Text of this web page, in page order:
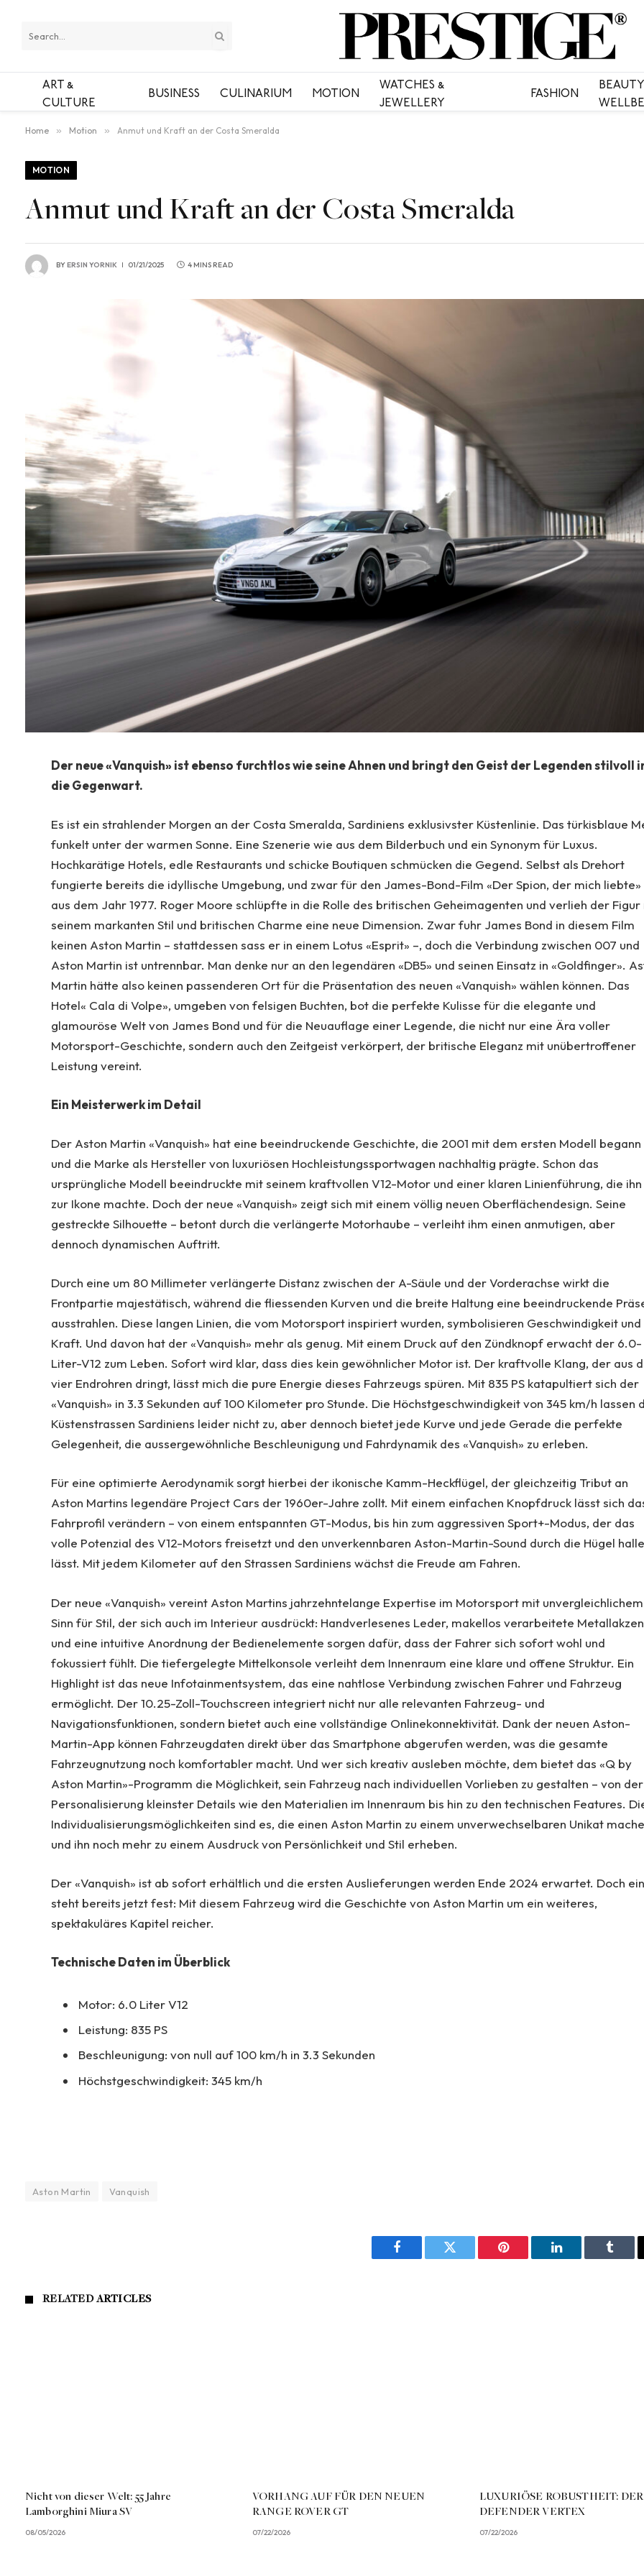
ART &
CULTURE
BUSINESS CULINARIUM MOTION
WATCHES &
JEWELLERY
FASHION
Home » Motion » Anmut und Kraft an der Costa Smeralda
MOTION
Anmut und Kraft an der Costa Smeralda
BYERSIN YORNIK 01/21/2025 4 MINS READ
Der neue «Vanquish» ist ebenso furchtlos wie seine Ahnen und bringt den Geist der Legenden stilvoll
die Gegenwart.
Es ist ein strahlender Morgen an der Costa Smeralda, Sardiniens exklusivster Küstenlinie. Das türkisblaue
funkelt unter der warmen Sonne. Eine Szenerie wie aus dem Bilderbuch und ein Synonym für Luxus.
Hochkarätige Hotels, edle Restaurants und schicke Boutiquen schmücken die Gegend. Selbst als Drehort
fungierte bereits die idyllische Umgebung, und zwar für den James-Bond-Film «Der Spion, der mich liebte»
aus dem Jahr 1977. Roger Moore schlüpfte in die Rolle des britischen Geheimagenten und verlieh der
seinem markanten Stil und britischen Charme eine neue Dimension. Zwar fuhr James Bond in diesem Film
keinen Aston Martin – stattdessen sass er in einem Lotus «Esprit» –, doch die Verbindung zwischen 007 und
Aston Martin ist untrennbar. Man denke nur an den legendären «DB5» und seinen Einsatz in «Goldfinger».
Martin hätte also keinen passenderen Ort für die Präsentation des neuen «Vanquish» wählen können. Das
Hotel« Cala di Volpe», umgeben von felsigen Buchten, bot die perfekte Kulisse für die elegante und
glamouröse Welt von James Bond und für die Neuauflage einer Legende, die nicht nur eine Ära voller
Motorsport-Geschichte, sondern auch den Zeitgeist verkörpert, der britische Eleganz mit unübertroffener
Leistung vereint.
Ein Meisterwerk im Detail
Der Aston Martin «Vanquish» hat eine beeindruckende Geschichte, die 2001 mit dem ersten Modell begann
und die Marke als Hersteller von luxuriösen Hochleistungssportwagen nachhaltig prägte. Schon das
ursprüngliche Modell beeindruckte mit seinem kraftvollen V12-Motor und einer klaren Linienführung, die ihn
zur Ikone machte. Doch der neue «Vanquish» zeigt sich mit einem völlig neuen Oberflächendesign. Seine
gestreckte Silhouette – betont durch die verlängerte Motorhaube – verleiht ihm einen anmutigen, aber
dennoch dynamischen Auftritt.
Durch eine um 80 Millimeter verlängerte Distanz zwischen der A-Säule und der Vorderachse wirkt die
Frontpartie majestätisch, während die fliessenden Kurven und die breite Haltung eine beeindruckende
ausstrahlen. Diese langen Linien, die vom Motorsport inspiriert wurden, symbolisieren Geschwindigkeit und
Kraft. Und davon hat der «Vanquish» mehr als genug. Mit einem Druck auf den Zündknopf erwacht der 6.0-
Liter-V12 zum Leben. Sofort wird klar, dass dies kein gewöhnlicher Motor ist. Der kraftvolle Klang, der aus
vier Endrohren dringt, lässt mich die pure Energie dieses Fahrzeugs spüren. Mit 835 PS katapultiert sich der
«Vanquish» in 3.3 Sekunden auf 100 Kilometer pro Stunde. Die Höchstgeschwindigkeit von 345 km/h lassen
Küstenstrassen Sardiniens leider nicht zu, aber dennoch bietet jede Kurve und jede Gerade die perfekte
Gelegenheit, die aussergewöhnliche Beschleunigung und Fahrdynamik des «Vanquish» zu erleben.
Für eine optimierte Aerodynamik sorgt hierbei der ikonische Kamm-Heckflügel, der gleichzeitig Tribut an
Aston Martins legendäre Project Cars der 1960er-Jahre zollt. Mit einem einfachen Knopfdruck lässt sich
Fahrprofil verändern – von einem entspannten GT-Modus, bis hin zum aggressiven Sport+-Modus, der das
volle Potenzial des V12-Motors freisetzt und den unverkennbaren Aston-Martin-Sound durch die Hügel
lässt. Mit jedem Kilometer auf den Strassen Sardiniens wächst die Freude am Fahren.
Der neue «Vanquish» vereint Aston Martins jahrzehntelange Expertise im Motorsport mit unvergleichlichem
Sinn für Stil, der sich auch im Interieur ausdrückt: Handverlesenes Leder, makellos verarbeitete
und eine intuitive Anordnung der Bedienelemente sorgen dafür, dass der Fahrer sich sofort wohl und
fokussiert fühlt. Die tiefergelegte Mittelkonsole verleiht dem Innenraum eine klare und offene Struktur. Ein
Highlight ist das neue Infotainmentsystem, das eine nahtlose Verbindung zwischen Fahrer und Fahrzeug
ermöglicht. Der 10.25-Zoll-Touchscreen integriert nicht nur alle relevanten Fahrzeug- und
Navigationsfunktionen, sondern bietet auch eine vollständige Onlinekonnektivität. Dank der neuen Aston-
Martin-App können Fahrzeugdaten direkt über das Smartphone abgerufen werden, was die gesamte
Fahrzeugnutzung noch komfortabler macht. Und wer sich kreativ ausleben möchte, dem bietet das «Q by
Aston Martin»-Programm die Möglichkeit, sein Fahrzeug nach individuellen Vorlieben zu gestalten – von der
Personalisierung kleinster Details wie den Materialien im Innenraum bis hin zu den technischen Features.
Individualisierungsmöglichkeiten sind es, die einen Aston Martin zu einem unverwechselbaren Unikat
und ihn noch mehr zu einem Ausdruck von Persönlichkeit und Stil erheben.
Der «Vanquish» ist ab sofort erhältlich und die ersten Auslieferungen werden Ende 2024 erwartet. Doch
steht bereits jetzt fest: Mit diesem Fahrzeug wird die Geschichte von Aston Martin um ein weiteres,
spektakuläres Kapitel reicher.
Technische Daten im Überblick
Motor: 6.0 Liter V12
Leistung: 835 PS
Beschleunigung: von null auf 100 km/h in 3.3 Sekunden
Höchstgeschwindigkeit: 345 km/h
Aston Martin Vanquish
Facebook Twitter Pinterest LinkedIn
RELATEDARTICLES
Nicht von dieser Welt: 55 Jahre
Lamborghini Miura SV
08/05/2026
VORHANG AUF FÜR DEN NEUEN
RANGE ROVER GT
07/22/2026
LUXURIÖSE ROBUSTHEIT:
DEFENDER VERTEX
07/22/2026